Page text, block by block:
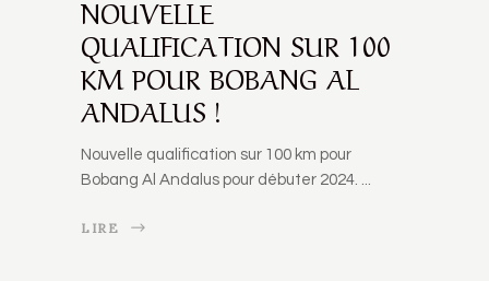
NOUVELLE
QUALIFICATION SUR 100
KM POUR BOBANG AL
ANDALUS !
Nouvelle qualification sur 100 km pour
Bobang Al Andalus pour débuter 2024.
LIRE